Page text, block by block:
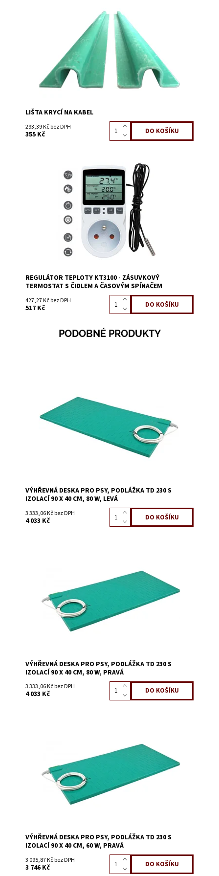
Skladem 2
LIŠTA KRYCÍ NA KABEL
293,39 Kč bez DPH
355 Kč
Skladem 11
0999N
REGULÁTOR TEPLOTY KT3100 - ZÁSUVKOVÝ
TERMOSTAT S ČIDLEM A ČASOVÝM SPÍNAČEM
427,27 Kč bez DPH
517 Kč
PODOBNÉ PRODUKTY
0124L
VÝHŘEVNÁ DESKA PRO PSY, PODLÁŽKA TD 230 S
IZOLACÍ 90 X 40 CM, 80 W, LEVÁ
3 333,06 Kč bez DPH
4 033 Kč
VÝHŘEVNÁ DESKA PRO PSY, PODLÁŽKA TD 230 S
IZOLACÍ 90 X 40 CM, 80 W, PRAVÁ
3 333,06 Kč bez DPH
4 033 Kč
VÝHŘEVNÁ DESKA PRO PSY, PODLÁŽKA TD 230 S
IZOLACÍ 90 X 40 CM, 60 W, PRAVÁ
3 095,87 Kč bez DPH
3 746 Kč